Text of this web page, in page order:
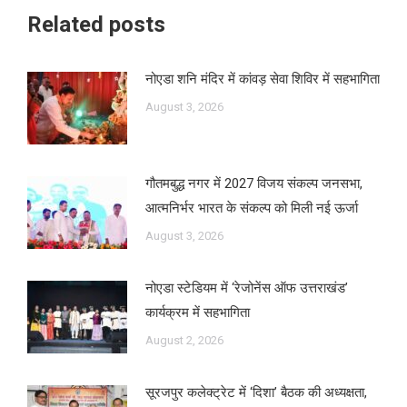
Related posts
नोएडा शनि मंदिर में कांवड़ सेवा शिविर में सहभागिता
August 3, 2026
गौतमबुद्ध नगर में 2027 विजय संकल्प जनसभा,
आत्मनिर्भर भारत के संकल्प को मिली नई ऊर्जा
August 3, 2026
नोएडा स्टेडियम में ‘रेजोनेंस ऑफ उत्तराखंड’
कार्यक्रम में सहभागिता
August 2, 2026
सूरजपुर कलेक्ट्रेट में ‘दिशा’ बैठक की अध्यक्षता,